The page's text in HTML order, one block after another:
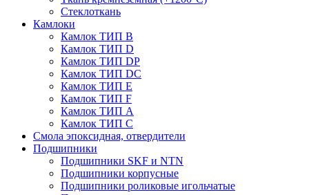
Стеклоткань
Камлоки
Камлок ТИП B
Камлок ТИП D
Камлок ТИП DP
Камлок ТИП DС
Камлок ТИП E
Камлок ТИП F
Камлок ТИП А
Камлок ТИП С
Смола эпоксидная, отвердители
Подшипники
Подшипники SKF и NTN
Подшипники корпусные
Подшипники роликовые игольчатые